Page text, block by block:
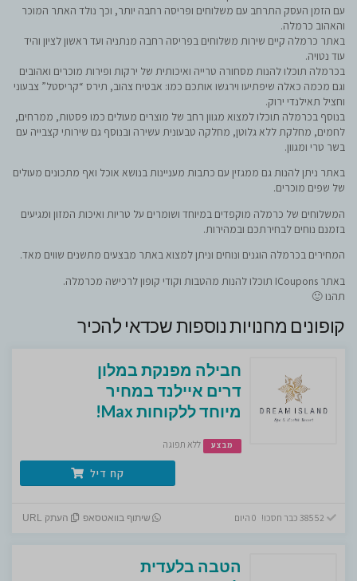
עם הזמן העסק התרחב עם משלוחים ופריסה רחבה יותר, וכך נולד האתר המוכר
והאהוב כרמלה.
באתר כרמלה קיים שירות משלוחים בפריסה רחבה מנתניה ועד ראשון לציון והיד
עוד נטויה.
בכרמלה תוכלו להנות מסחורה טרייה ואיכותית של ירקות ופירות מוכרים ואהובים
וגם מכמה כאלה שיפתיעו וירגשו אותכם כמו: אבטיח צהוב, תירס “קריסטל” צבעוני
וחציל תאילנדי ירוק.
בנוסף בכרמלה תוכלו למצוא מגוון רחב של מוצרים מעולים כמו פסטות, ממרחים,
לחמים, מחלקת ללא גלוטן, מחלקה טבעונית עשירה ובנוסף גם שירותי קצבייה עם
בשר טרי ומגוון.
באתר ניתן להנות גם ממגזין עם כתבות מעניינות בנושא אוכל ואף מתכונים מעולים
של שפים מוכרים.
המשלוחים של כרמלה מוקפדים במיוחד ושומרים על טריות ואיכות המזון ומגיעים
בזמנם נוחים לבחירתכם ובמהירות.
המחירים בכרמלה הוגנים ונוחים וניתן למצוא באתר מבצעים מתשנים שווים מאד.
באתר ICoupons תוכלו להנות מהטבות וקודי קופון לרכישה מכרמלה.
תהנו 🙂
קופונים מחנויות נוספות שכדאי להכיר
חבילה מפנקת במלון
דרים איילנד במחיר
מיוחד ללקוחות Max!
מבצע ללא תפוגה
קח דיל
שיתוף בוואטסאפ העתק URL
הטבה בלעדית